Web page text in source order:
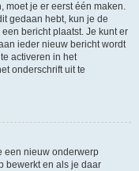
moet je er eerst één maken.
gedaan hebt, kun je de
bericht plaatst. Je kunt er
ieder nieuw bericht wordt
activeren in het
onderschrift uit te
een nieuw onderwerp
bewerkt en als je daar